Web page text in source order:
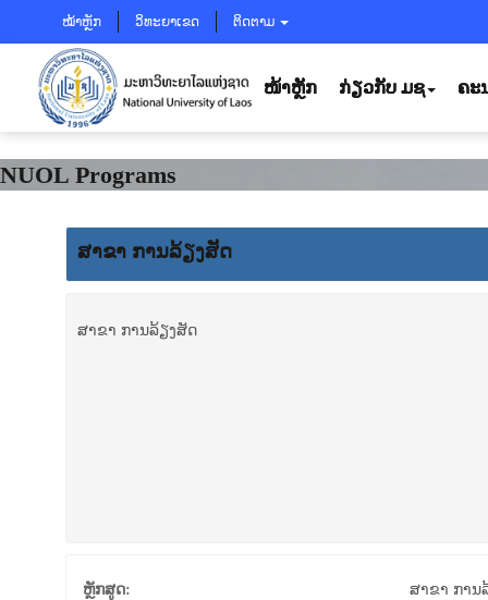
ໝ້າຫຼັກ ວິທະຍາເຂດ ຕິດຕາມ
ໜ້າຫຼັກ ກ່ຽວກັບ ມຊ ຄະ
NUOL Programs
ສາຂາ ການລ້ຽງສັດ
ສາຂາ ການລ້ຽງສັດ
ຫຼັກສູດ: ສາຂາ ການ